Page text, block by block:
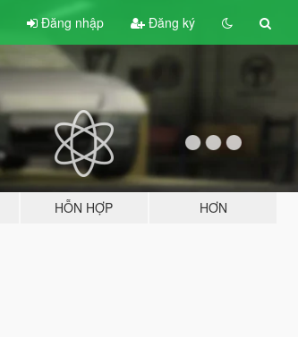
Đăng nhập Đăng ký
HỖN HỢP HƠN